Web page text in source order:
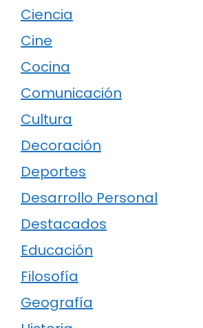
Ciencia
Cine
Cocina
Comunicación
Cultura
Decoración
Deportes
Desarrollo Personal
Destacados
Educación
Filosofía
Geografía